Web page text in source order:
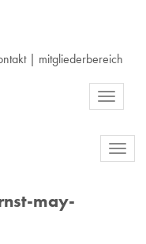
| mitgliederbereich
Toggle
may-